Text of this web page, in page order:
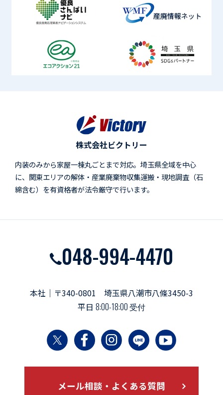
株式会社ビクトリー
内装のみから家屋一棟丸ごとまで対応。埼玉県全域を中心
に、関東エリアの解体・産業廃棄物収集運搬・現地調査（石
綿含む）を有資格者が法令厳守で行います。
048-994-4470
本社｜〒340-0801 埼玉県八潮市八條3450-3
平日 8:00-18:00 受付
メール相談・よくある質問